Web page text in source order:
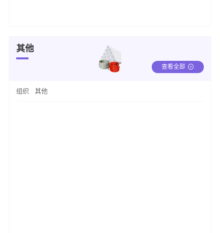
其他
查看全部
组织 其他